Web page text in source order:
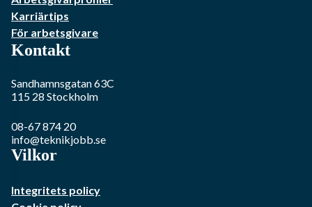
Karriärtips
För arbetsgivare
Kontakt
Sandhamnsgatan 63C
115 28 Stockholm
08-67 874 20
info@teknikjobb.se
Vilkor
Integritets policy